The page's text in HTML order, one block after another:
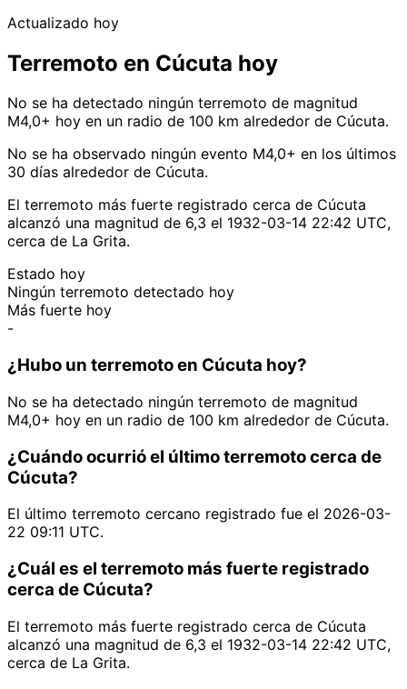
Actualizado hoy
Terremoto en Cúcuta hoy
No se ha detectado ningún terremoto de magnitud
M4,0+ hoy en un radio de 100 km alrededor de Cúcuta.
No se ha observado ningún evento M4,0+ en los últimos
30 días alrededor de Cúcuta.
El terremoto más fuerte registrado cerca de Cúcuta
alcanzó una magnitud de 6,3 el 1932-03-14 22:42 UTC,
cerca de La Grita.
Estado hoy
Ningún terremoto detectado hoy
Más fuerte hoy
-
¿Hubo un terremoto en Cúcuta hoy?
No se ha detectado ningún terremoto de magnitud
M4,0+ hoy en un radio de 100 km alrededor de Cúcuta.
¿Cuándo ocurrió el último terremoto cerca de
Cúcuta?
El último terremoto cercano registrado fue el 2026-03-
22 09:11 UTC.
¿Cuál es el terremoto más fuerte registrado
cerca de Cúcuta?
El terremoto más fuerte registrado cerca de Cúcuta
alcanzó una magnitud de 6,3 el 1932-03-14 22:42 UTC,
cerca de La Grita.